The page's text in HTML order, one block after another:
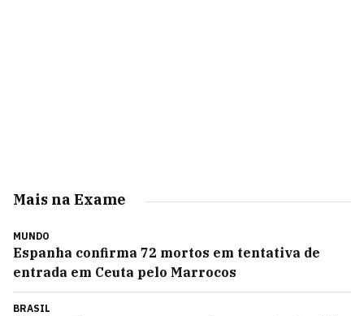
Mais na Exame
MUNDO
Espanha confirma 72 mortos em tentativa de
entrada em Ceuta pelo Marrocos
BRASIL